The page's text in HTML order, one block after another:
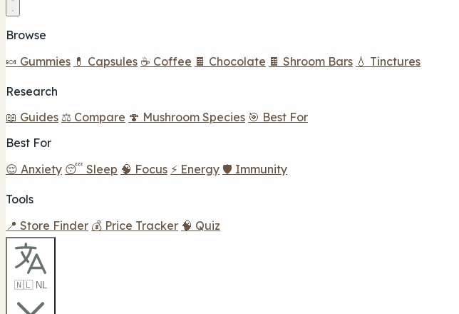
Browse
🍬 Gummies 💊 Capsules ☕ Coffee 🍫 Chocolate 🍫 Shroom Bars 💧 Tinctures
Research
📖 Guides ⚖️ Compare 🍄 Mushroom Species 🎯 Best For
Best For
😌 Anxiety 😴 Sleep 🧠 Focus ⚡ Energy 🛡️ Immunity
Tools
📍 Store Finder 💰 Price Tracker 🧠 Quiz
🇳🇱 NL